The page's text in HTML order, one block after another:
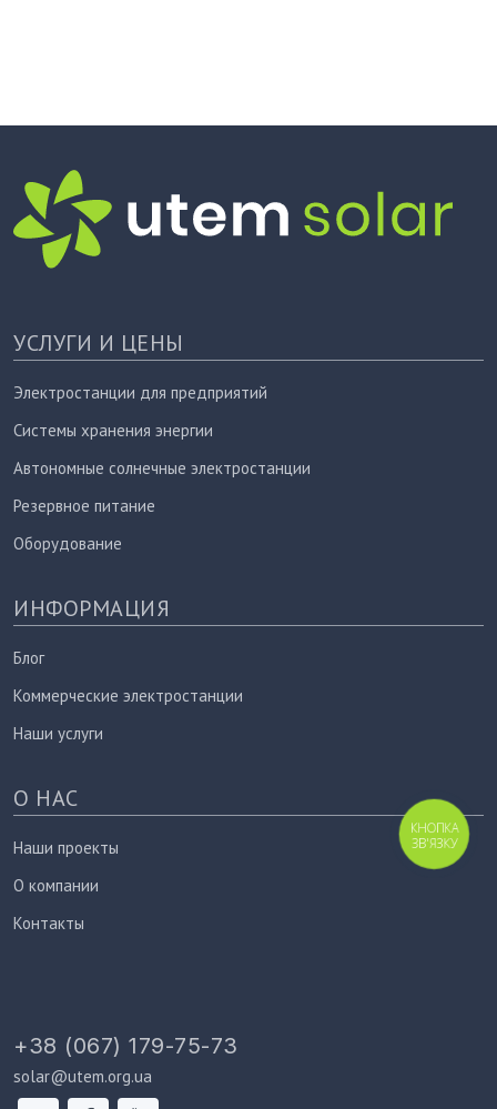
УСЛУГИ И ЦЕНЫ
Электростанции для предприятий
Системы хранения энергии
Автономные солнечные электростанции
Резервное питание
Оборудование
ИНФОРМАЦИЯ
Блог
Коммерческие электростанции
Наши услуги
О НАС
Наши проекты
О компании
Контакты
+38 (067) 179-75-73
solar@utem.org.ua
КНОПКА
ЗВ'ЯЗКУ